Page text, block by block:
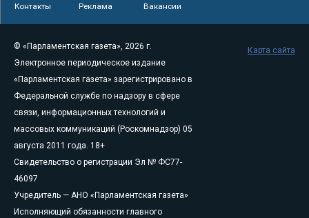
Контакты Реклама Вакансии
© «Парламентская газета», 2026 г.
Электронное периодическое издание
«Парламентская газета» зарегистрировано в
Федеральной службе по надзору в сфере
связи, информационных технологий и
массовых коммуникаций (Роскомнадзор) 05
августа 2011 года. 18+
Свидетельство о регистрации Эл № ФС77-
46097
Учредитель — АНО «Парламентская газета»
Исполняющий обязанности главного
Карта сайта